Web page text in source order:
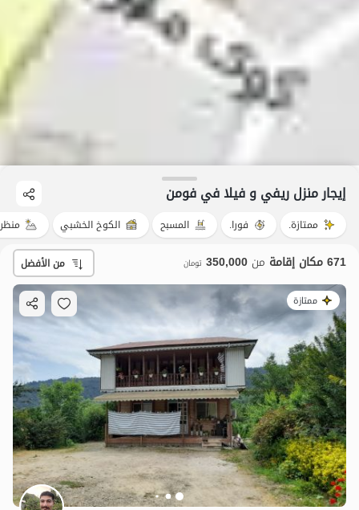
إيجار منزل ريفي و فيلا في فومن
ممتازة. فورا. المسبح الكوخ الخشبي
671 مكان إقامة من 350,000 تومان من الأفضل
ممتازة